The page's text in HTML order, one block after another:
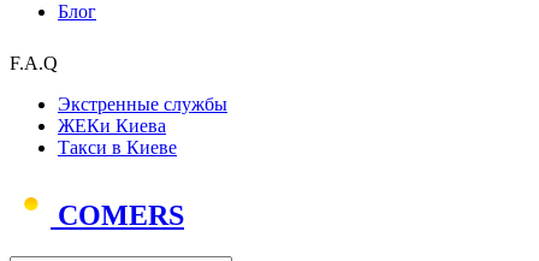
Блог
F.A.Q
Экстренные службы
ЖЕКи Киева
Такси в Киеве
COMERS